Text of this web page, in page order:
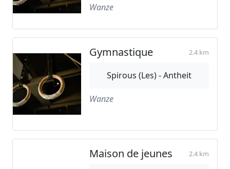
Wanze
Gymnastique 2.4 km
Spirous (Les) - Antheit
Wanze
Maison de jeunes 2.4 km